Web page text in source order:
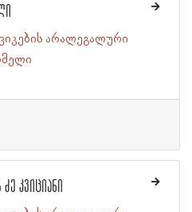
არალეგალური
კვიციანი